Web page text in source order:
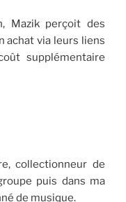
Mazik perçoit des
achat via leurs liens
supplémentaire
collectionneur de
puis dans ma
de musique.